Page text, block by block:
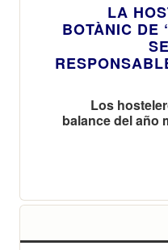
LA
BOTÀNIC DE
Los
balance del año